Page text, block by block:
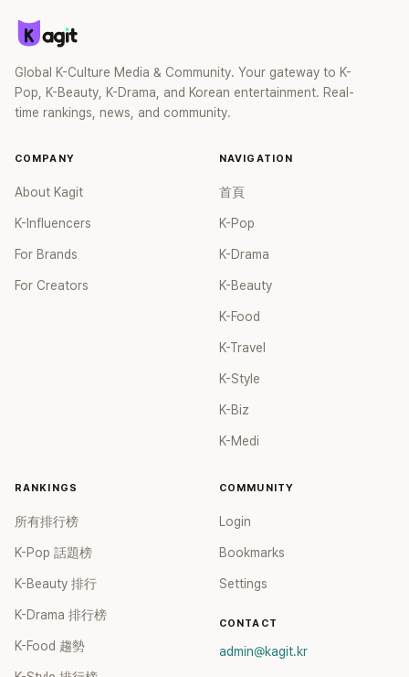
Global K-Culture Media & Community. Your gateway to K-
Pop, K-Beauty, K-Drama, and Korean entertainment. Real-
time rankings, news, and community.
COMPANY
About Kagit
K-Influencers
For Brands
For Creators
NAVIGATION
首頁
K-Pop
K-Drama
K-Beauty
K-Food
K-Travel
K-Style
K-Biz
K-Medi
RANKINGS
所有排行榜
K-Pop 話題榜
K-Beauty 排行
K-Drama 排行榜
K-Food 趨勢
COMMUNITY
Login
Bookmarks
Settings
CONTACT
admin@kagit.kr